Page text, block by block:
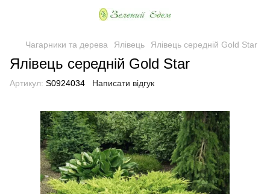
Чагарники та дерева Ялівець Ялівець середній Gold Star
Ялівець середній Gold Star
Артикул: S0924034 Написати відгук